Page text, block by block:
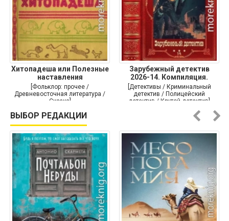
Хитопадеша или Полезные
наставления
[Фольклор: прочее /
Древневосточная литература /
Сказка]
Зарубежный детектив
2026-14. Компиляция.
Книги
[Детективы / Криминальный
детектив / Полицейский
детектив / Крутой детектив]
ВЫБОР РЕДАКЦИИ